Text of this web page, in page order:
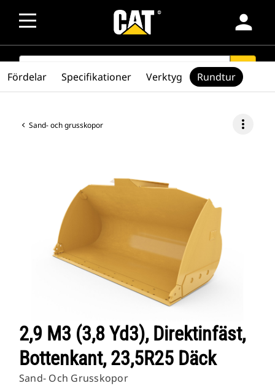
person
SEARCH search
Sand- och grusskopor more_vert
2,9 M3 (3,8 Yd3), Direktinfäst,
Bottenkant, 23,5R25 Däck
Sand- Och Grusskopor
Fördelar Specifikationer Verktyg Rundtur